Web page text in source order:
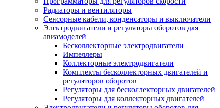
Радиаторы и вентиляторы
Сенсорные кабели, конденсаторы и выключатели
Электродвигатели и регуляторы оборотов для
авиамоделей
Бесколлекторные электродвигатели
Импеллеры
Коллекторные электродвигатели
Комплекты бесколлекторных двигателей и
регуляторов оборотов
Регуляторы для бесколлекторных двигателей
Регуляторы для коллекторных двигателей